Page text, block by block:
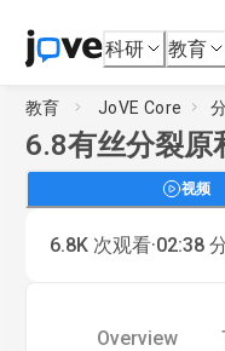
科研 教育
教育 JoVE Core
6.8有丝分裂原
视频
6.8K 次观看·02:38
Overview